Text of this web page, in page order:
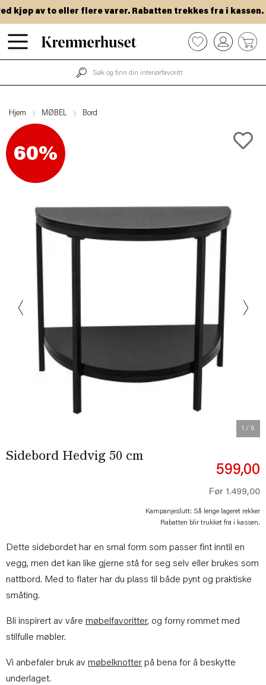
Hopp
til
kjøp av to eller flere varer. Rabatten trekkes fra i kassen.
0
Hjem MØBEL Bord
60%
1 / 6
Previous
Sidebord Hedvig 50 cm
599,00
Før 1.499,00
Kampanjeslutt: Så lenge lageret rekker
Rabatten blir trukket fra i kassen.
Dette sidebordet har en smal form som passer fint inntil en
vegg, men det kan like gjerne stå for seg selv eller brukes som
nattbord. Med to flater har du plass til både pynt og praktiske
småting.
Bli inspirert av våre møbelfavoritter, og forny rommet med
stilfulle møbler.
Vi anbefaler bruk av møbelknotter på bena for å beskytte
underlaget.